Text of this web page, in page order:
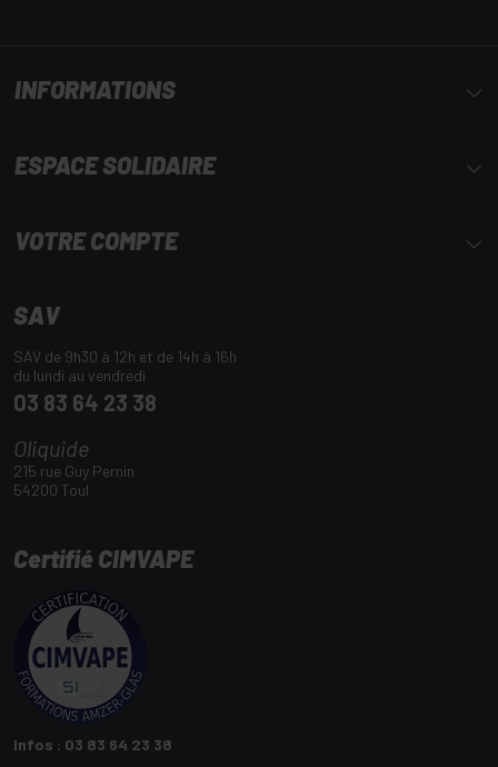
INFORMATIONS
ESPACE SOLIDAIRE
VOTRE COMPTE
SAV
SAV de 9h30 à 12h et de 14h à 16h
du lundi au vendredi
03 83 64 23 38
Oliquide
215 rue Guy Pernin
54200 Toul
Certifié CIMVAPE
Infos : 03 83 64 23 38